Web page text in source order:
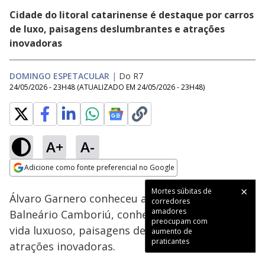
Cidade do litoral catarinense é destaque por carros
de luxo, paisagens deslumbrantes e atrações
inovadoras
DOMINGO ESPETACULAR | Do R7
24/05/2026 - 23H48 (ATUALIZADO EM 24/05/2026 - 23H48)
A+ A-
Adicione como fonte preferencial no Google
Mortes súbitas de
corredores
amadores
preocupam com
aumento de
praticantes
Ativar
Loaded
28.50%
Álvaro Garnero conheceu as belezas de
Balneário Camboriú, conhecida pelo estilo de
vida luxuoso, paisagens deslumbrantes e
atrações inovadoras.